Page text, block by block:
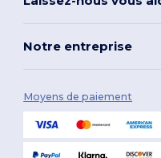
Notre entreprise
Moyens de paiement